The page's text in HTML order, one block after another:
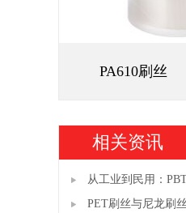
PA610刷丝
相关资讯
从工业到民用：
PET刷丝与尼龙刷